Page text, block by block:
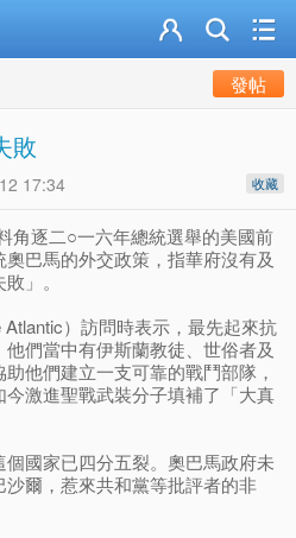
發帖
敗
收藏
17:34
角逐二○一六年總統選舉的美國前
巴馬的外交政策，指華府沒有及
」。
）訪問時表示，最先起來抗
們當中有伊斯蘭教徒、世俗者及
他們建立一支可靠的戰鬥部隊，
激進聖戰武裝分子填補了「大真
國家已四分五裂。奧巴馬政府未
爾，惹來共和黨等批評者的非